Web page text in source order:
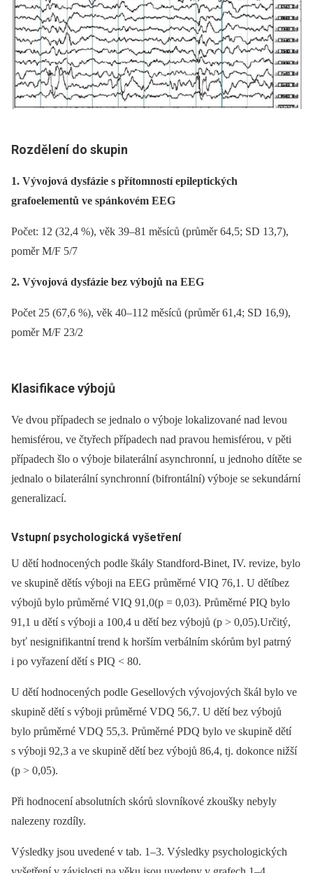
Rozdělení do skupin
1. Vývojová dysfázie s přítomností epileptických
grafoelementů ve spánkovém EEG
Počet: 12 (32,4 %), věk 39–81 měsíců (průměr 64,5; SD 13,7),
poměr M/F 5/7
2. Vývojová dysfázie bez výbojů na EEG
Počet 25 (67,6 %), věk 40–112 měsíců (průměr 61,4; SD 16,9),
poměr M/F 23/2
Klasifikace výbojů
Ve dvou případech se jednalo o výboje lokalizované nad levou
hemisférou, ve čtyřech případech nad pravou hemisférou, v pěti
případech šlo o výboje bilaterální asynchronní, u jednoho dítěte se
jednalo o bilaterální synchronní (bifrontální) výboje se sekundární
generalizací.
Vstupní psychologická vyšetření
U dětí hodnocených podle škály Stand­ford-Binet, IV. revize, bylo
ve skupině dětís výboji na EEG průměrné VIQ 76,1. U dětíbez
výbojů bylo průměrné VIQ 91,0(p = 0,03). Průměrné PIQ bylo
91,1 u dětí s výboji a 100,4 u dětí bez výbojů (p > 0,05).Určitý,
byť nesignifikantní trend k horším verbálním skórům byl patrný
i po vyřazení dětí s PIQ < 80.
U dětí hodnocených podle Gesellových vývojových škál bylo ve
skupině dětí s výboji průměrné VDQ 56,7. U dětí bez výbojů
bylo průměrné VDQ 55,3. Průměrné PDQ bylo ve skupině dětí
s výboji 92,3 a ve skupině dětí bez výbojů 86,4, tj. dokonce nižší
(p > 0,05).
Při hodnocení absolutních skórů slovníkové zkoušky nebyly
nalezeny rozdíly.
Výsledky jsou uvedené v tab. 1–3. Výsledky psychologických